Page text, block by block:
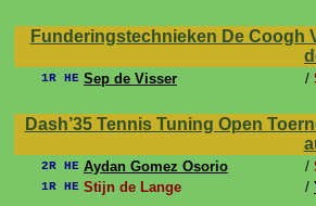
Funderingstechnieken De Coogh
1R HE Sep de Visser /
Dash’35 Tennis Tuning Open
2R HE Aydan Gomez Osorio /
1R HE Stijn de Lange /